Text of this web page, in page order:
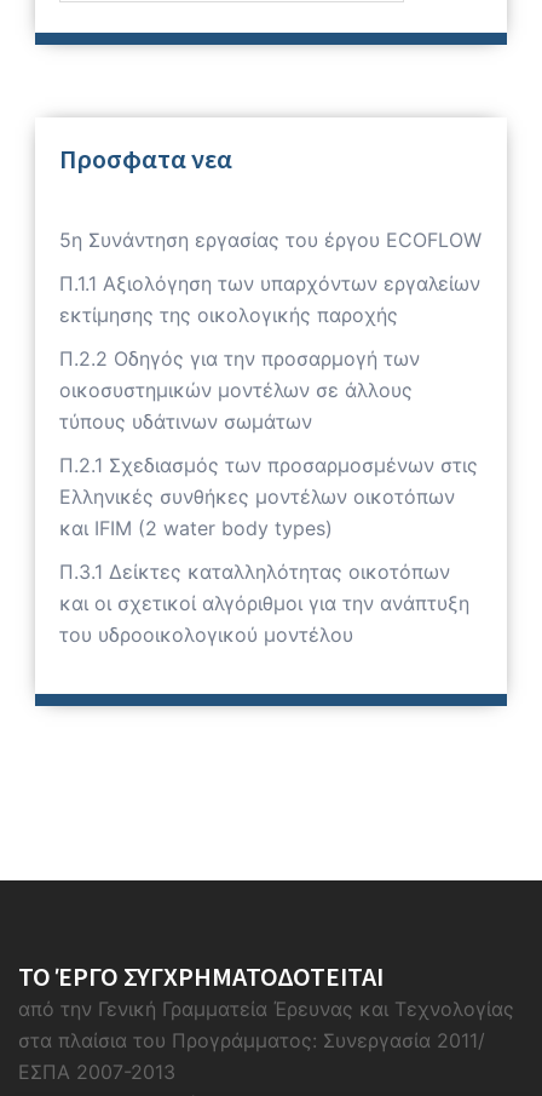
Προσφατα νεα
5η Συνάντηση εργασίας του έργου ECOFLOW
Π.1.1 Αξιολόγηση των υπαρχόντων εργαλείων
εκτίμησης της οικολογικής παροχής
Π.2.2 Οδηγός για την προσαρμογή των
οικοσυστημικών μοντέλων σε άλλους
τύπους υδάτινων σωμάτων
Π.2.1 Σχεδιασμός των προσαρμοσμένων στις
Ελληνικές συνθήκες μοντέλων οικοτόπων
και IFIM (2 water body types)
Π.3.1 Δείκτες καταλληλότητας οικοτόπων
και οι σχετικοί αλγόριθμοι για την ανάπτυξη
του υδροοικολογικού μοντέλου
ΤΟ ΈΡΓΟ ΣΥΓΧΡΗΜΑΤΟΔΟΤΕΙΤΑΙ
από την Γενική Γραμματεία Έρευνας και Τεχνολογίας
στα πλαίσια του Προγράμματος: Συνεργασία 2011/
ΕΣΠΑ 2007-2013